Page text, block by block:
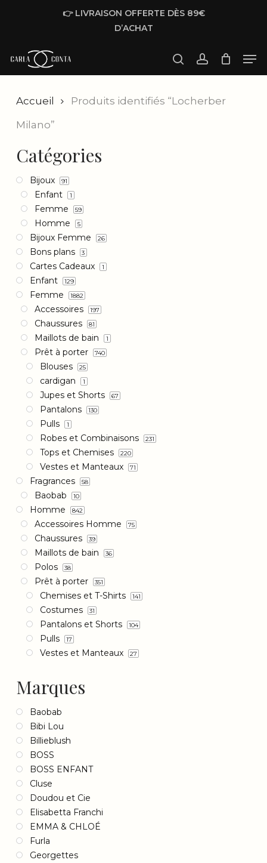
content
👉 LIVRAISON OFFERTE DÈS 89€
D’ACHAT
Locherber Milano
Accueil
Produits identifiés “Locherber
Milano”
Catégories
Bijoux 91
Enfant 1
Femme 59
Homme 5
Bijoux Femme 26
Bons plans 3
Cartes Cadeaux 1
Enfant 129
Femme 1882
Accessoires 197
Chaussures 81
Maillots de bain 1
Prêt à porter 740
Blouses 25
cardigan 1
Jupes et Shorts 67
Pantalons 130
Pulls 1
Robes et Combinaisons 231
Tops et Chemises 220
Vestes et Manteaux 71
Fragrances 58
Baobab 10
Homme 842
Accessoires Homme 75
Chaussures 39
Maillots de bain 36
Polos 38
Prêt à porter 351
Chemises et T-Shirts 141
Costumes 31
Pantalons et Shorts 104
Pulls 17
Vestes et Manteaux 27
Marques
Baobab
Bibi Lou
Billieblush
BOSS
BOSS ENFANT
Cluse
Doudou et Cie
Elisabetta Franchi
EMMA & CHLOÉ
Furla
Georgettes